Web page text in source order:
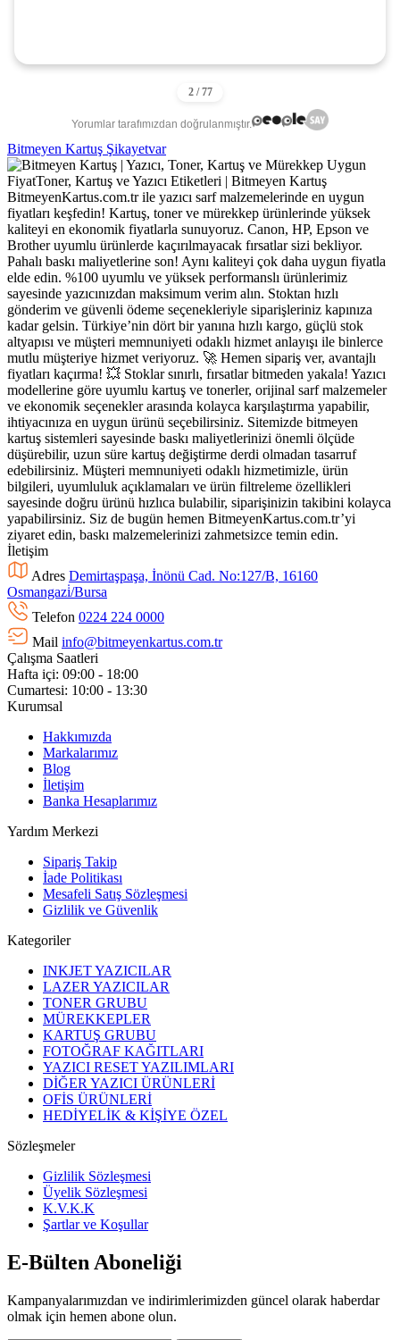
Yorumlar tarafımızdan doğrulanmıştır.
Bitmeyen Kartuş Şikayetvar
BitmeyenKartus.com.tr ile yazıcı sarf malzemelerinde en uygun
fiyatları keşfedin! Kartuş, toner ve mürekkep ürünlerinde yüksek
kaliteyi en ekonomik fiyatlarla sunuyoruz. Canon, HP, Epson ve
Brother uyumlu ürünlerde kaçırılmayacak fırsatlar sizi bekliyor.
Pahalı baskı maliyetlerine son! Aynı kaliteyi çok daha uygun fiyatla
elde edin. %100 uyumlu ve yüksek performanslı ürünlerimiz
sayesinde yazıcınızdan maksimum verim alın. Stoktan hızlı
gönderim ve güvenli ödeme seçenekleriyle siparişleriniz kapınıza
kadar gelsin. Türkiye’nin dört bir yanına hızlı kargo, güçlü stok
altyapısı ve müşteri memnuniyeti odaklı hizmet anlayışı ile binlerce
mutlu müşteriye hizmet veriyoruz. 🚀 Hemen sipariş ver, avantajlı
fiyatları kaçırma! 💥 Stoklar sınırlı, fırsatlar bitmeden yakala! Yazıcı
modellerine göre uyumlu kartuş ve tonerler, orijinal sarf malzemeler
ve ekonomik seçenekler arasında kolayca karşılaştırma yapabilir,
ihtiyacınıza en uygun ürünü seçebilirsiniz. Sitemizde bitmeyen
kartuş sistemleri sayesinde baskı maliyetlerinizi önemli ölçüde
düşürebilir, uzun süre kartuş değiştirme derdi olmadan tasarruf
edebilirsiniz. Müşteri memnuniyeti odaklı hizmetimizle, ürün
bilgileri, uyumluluk açıklamaları ve ürün filtreleme özellikleri
sayesinde doğru ürünü hızlıca bulabilir, siparişinizin takibini kolayca
yapabilirsiniz. Siz de bugün hemen BitmeyenKartus.com.tr’yi
ziyaret edin, baskı malzemelerinizi zahmetsizce temin edin.
İletişim
Adres Demirtaşpaşa, İnönü Cad. No:127/B, 16160
Osmangazi̇/Bursa
Telefon 0224 224 0000
Mail info@bitmeyenkartus.com.tr
Çalışma Saatleri
Hafta içi: 09:00 - 18:00
Cumartesi: 10:00 - 13:30
Kurumsal
Hakkımızda
Markalarımız
Blog
İletişim
Banka Hesaplarımız
Yardım Merkezi
Sipariş Takip
İade Politikası
Mesafeli Satış Sözleşmesi
Gizlilik ve Güvenlik
Kategoriler
INKJET YAZICILAR
LAZER YAZICILAR
TONER GRUBU
MÜREKKEPLER
KARTUŞ GRUBU
FOTOĞRAF KAĞITLARI
YAZICI RESET YAZILIMLARI
DİĞER YAZICI ÜRÜNLERİ
OFİS ÜRÜNLERİ
HEDİYELİK & KİŞİYE ÖZEL
Sözleşmeler
Gizlilik Sözleşmesi
Üyelik Sözleşmesi
K.V.K.K
Şartlar ve Koşullar
E-Bülten Aboneliği
Kampanyalarımızdan ve indirimlerimizden güncel olarak haberdar
olmak için hemen abone olun.